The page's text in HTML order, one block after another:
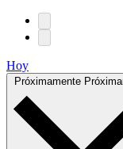
Hoy
Próximamente